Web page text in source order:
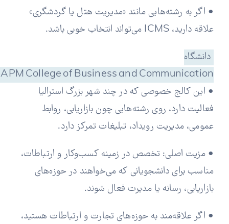
• اگر به رشته‌هایی مانند «مدیریت هتل یا گردشگری»
علاقه دارید، ICMS می‌تواند انتخاب خوبی باشد.
دانشگاه
APM College of Business and Communication
• این کالج خصوصی که در چند شهر بزرگ استرالیا
فعالیت دارد، روی رشته‌هایی چون بازاریابی، روابط
عمومی، مدیریت رویداد، تبلیغات تمرکز دارد.
• مزیت اصلی: تخصص در زمینه کسب‌وکار و ارتباطات،
مناسب برای دانشجویانی که می‌خواهند در حوزه‌های
بازاریابی، رسانه یا مدیرت فعال شوند.
• اگر علاقه‌مند به حوزه‌های تجارت و ارتباطات هستید،